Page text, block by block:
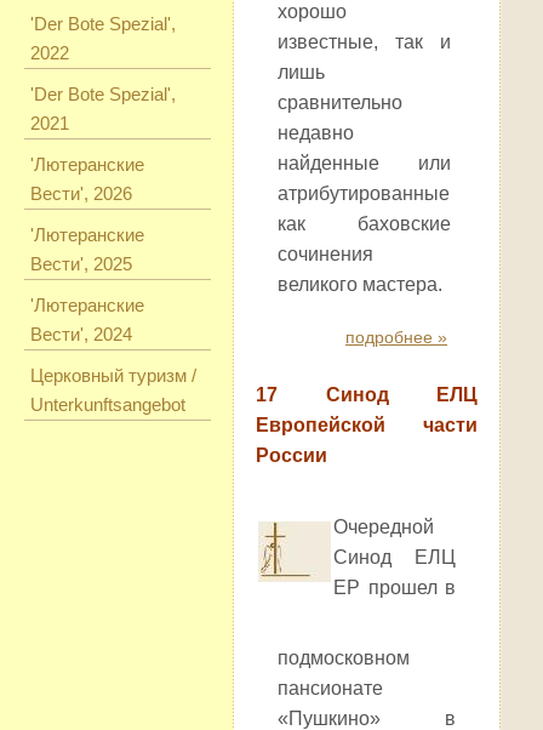
'Der Bote Spezial',
2022
'Der Bote Spezial',
2021
'Лютеранские
Вести', 2026
'Лютеранские
Вести', 2025
'Лютеранские
Вести', 2024
Церковный туризм /
Unterkunftsangebot
хорошо
известные, так и
лишь
сравнительно
недавно
найденные или
атрибутированные
как баховские
сочинения
великого мастера.
подробнее »
17 Синод ЕЛЦ
Европейской части
России
Очередной
Синод ЕЛЦ
ЕР прошел в
подмосковном
пансионате
«Пушкино» в